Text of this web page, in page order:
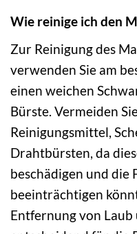
Wie reinige ich den
Zur Reinigung des
verwenden Sie am
einen weichen
Bürste. Vermeiden
Reinigungsmittel,
Drahtbürsten, da
beschädigen und die
beeinträchtigen
Entfernung von Laub